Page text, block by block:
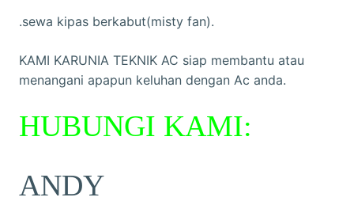
.sewa kipas berkabut(misty fan).
KAMI KARUNIA TEKNIK AC siap membantu atau
menangani apapun keluhan dengan Ac anda.
HUBUNGI KAMI:
ANDY